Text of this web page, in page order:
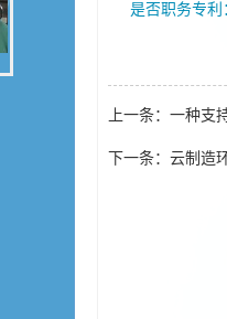
是否职务专利
上一条： 一种支
下一条： 云制造